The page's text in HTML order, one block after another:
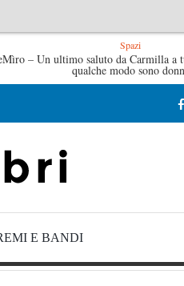
Tutte le mattine di Sybil – Virginia
Spazi
– Un ultimo saluto da Carmilla a
qualche modo sono
E BANDI